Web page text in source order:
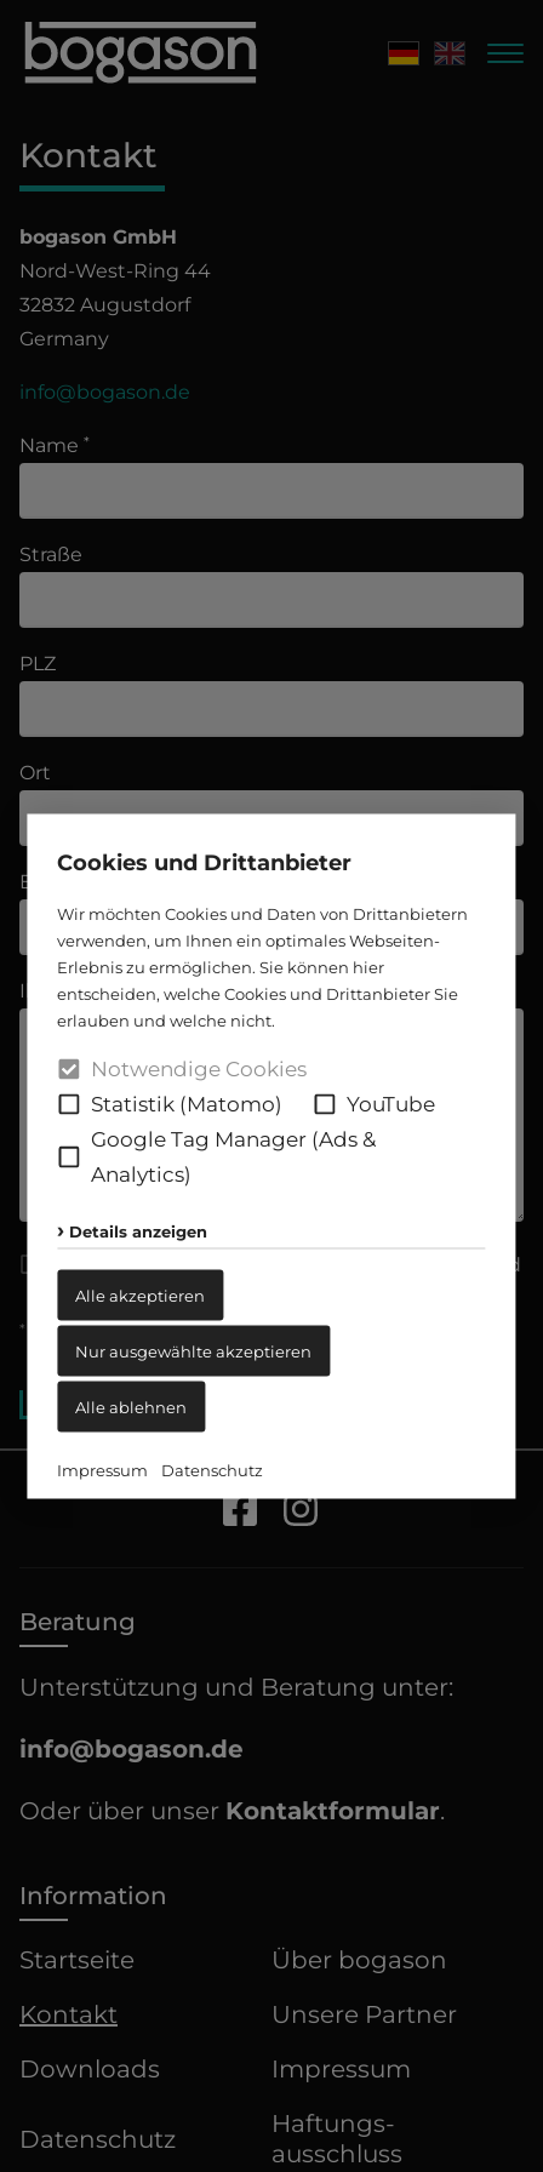
Cookies und Drittanbieter
Wir möchten Cookies und Daten von Drittanbietern
verwenden, um Ihnen ein optimales Webseiten-
Erlebnis zu ermöglichen. Sie können hier
entscheiden, welche Cookies und Drittanbieter Sie
erlauben und welche nicht.
Notwendige Cookies
Statistik (Matomo)
YouTube
Google Tag Manager (Ads &
Analytics)
Details anzeigen
Alle akzeptieren
Nur ausgewählte akzeptieren
Alle ablehnen
Impressum Datenschutz
Kontakt
bogason GmbH
Nord-West-Ring 44
32832 Augustdorf
Germany
info@bogason.de
Name
Straße
PLZ
Ort
E-Mail
Ihre Nachricht
Ich habe dieDatenschutzerklärung
gelesen und
akzeptiert.
* Pflichtfelder
ABSENDEN
Beratung
Unterstützung und Beratung unter:
info@bogason.de
Oder über unser Kontaktformular.
Information
Startseite
Über bogason
Kontakt
Unsere Partner
Downloads
Impressum
Datenschutz
Haftungs­
ausschluss